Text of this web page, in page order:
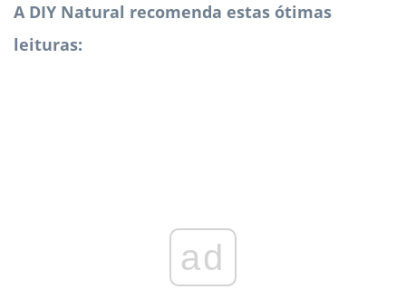
A DIY Natural recomenda estas ótimas
leituras:
ad